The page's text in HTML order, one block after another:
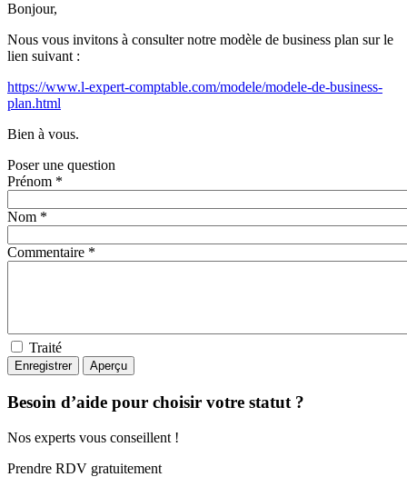
Bonjour,
Nous vous invitons à consulter notre modèle de business plan sur le
lien suivant :
https://www.l-expert-comptable.com/modele/modele-de-business-
plan.html
Bien à vous.
Poser une question
Prénom *
Nom *
Commentaire *
Traité
Besoin d’aide pour choisir votre statut ?
Nos experts vous conseillent !
Prendre RDV gratuitement